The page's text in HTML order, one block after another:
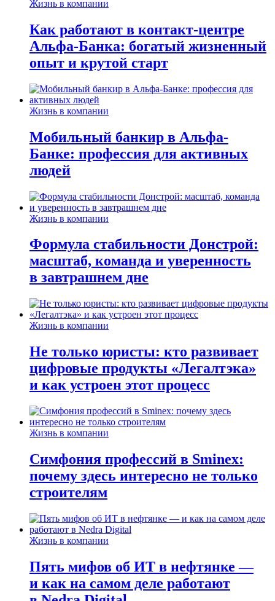
Жизнь в компании
Как работают в контакт-центре
Альфа-Банка: богатый жизненный
опыт и крутой старт
Жизнь в компании
Мобильный банкир в Альфа-
Банке: профессия для активных
людей
Жизнь в компании
Формула стабильности Донстрой:
масштаб, команда и уверенность
в завтрашнем дне
Жизнь в компании
Не только юристы: кто развивает
цифровые продукты «Легалтэка»
и как устроен этот процесс
Жизнь в компании
Симфония профессий в Sminex:
почему здесь интересно не только
строителям
Жизнь в компании
Пять мифов об ИТ в нефтянке —
и как на самом деле работают